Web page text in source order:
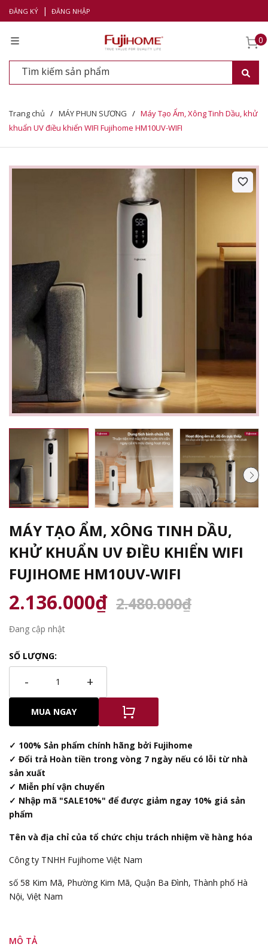
ĐĂNG KÝ | ĐĂNG NHẬP
0
Trang chủ / MÁY PHUN SƯƠNG / Máy Tạo Ẩm, Xông Tinh Dầu, khử
khuẩn UV điều khiển WIFI Fujihome HM10UV-WIFI
MÁY TẠO ẨM, XÔNG TINH DẦU,
KHỬ KHUẨN UV ĐIỀU KHIỂN WIFI
FUJIHOME HM10UV-WIFI
2.136.000₫ 2.480.000₫
Đang cập nhật
SỐ LƯỢNG:
- +
MUA NGAY
✓ 100% Sản phẩm chính hãng bởi Fujihome
✓ Đổi trả Hoàn tiền trong vòng 7 ngày nếu có lỗi từ nhà
sản xuất
✓ Miễn phí vận chuyển
✓ Nhập mã "SALE10%" để được giảm ngay 10% giá sản
phẩm
Tên và địa chỉ của tổ chức chịu trách nhiệm về hàng hóa
Công ty TNHH Fujihome Việt Nam
số 58 Kim Mã, Phường Kim Mã, Quận Ba Đình, Thành phố Hà
Nội, Việt Nam
MÔ TẢ